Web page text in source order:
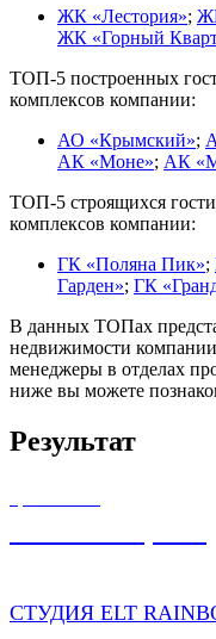
ЖК «Лестория»;
ЖК «Горный
ТОП-5 построенных
комплексов компании:
АО «Крымский»;
АК «Моне»; АК
ТОП-5 строящихся
комплексов компании:
ГК «Поляна Пик»;
Гарден»; ГК
В данных ТОПах
недвижимости
менеджеры в отделах
ниже вы можете
Результат
СТУДИЯ ELT